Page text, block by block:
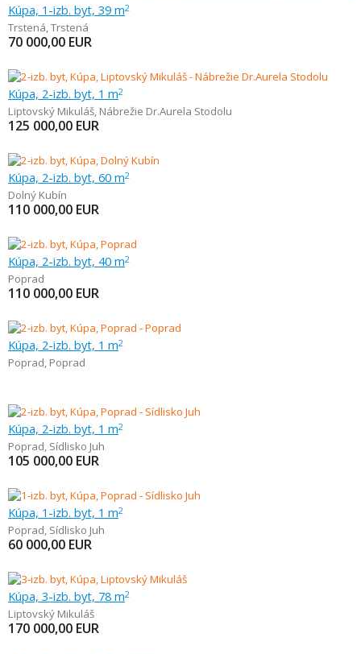
Kúpa, 1-izb. byt, 39 m2
Trstená,Trstená
70 000,00 EUR
Kúpa, 2-izb. byt, 1 m2
Liptovský Mikuláš, Nábrežie Dr.Aurela Stodolu
125 000,00 EUR
Kúpa, 2-izb. byt, 60 m2
Dolný Kubín
110 000,00 EUR
Kúpa, 2-izb. byt, 40 m2
Poprad
110 000,00 EUR
Kúpa, 2-izb. byt, 1 m2
Poprad, Poprad
Kúpa, 2-izb. byt, 1 m2
Poprad, Sídlisko Juh
105 000,00 EUR
Kúpa, 1-izb. byt, 1 m2
Poprad, Sídlisko Juh
60 000,00 EUR
Kúpa, 3-izb. byt, 78 m2
Liptovský Mikuláš
170 000,00 EUR